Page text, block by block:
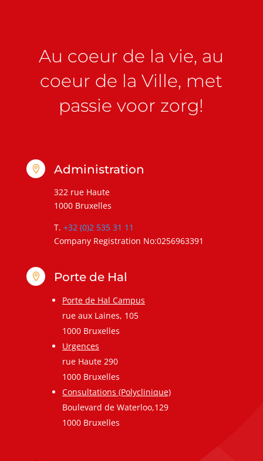
Au coeur de la vie, au
coeur de la Ville, met
passie voor zorg!
 Administration
322 rue Haute
1000 Bruxelles
T. +32 (0)2 535 31 11
Company Registration No:0256963391
 Porte de Hal
Porte de Hal Campus
rue aux Laines, 105
1000 Bruxelles
Urgences
rue Haute 290
1000 Bruxelles
Consultations (Polyclinique)
Boulevard de Waterloo,129
1000 Bruxelles